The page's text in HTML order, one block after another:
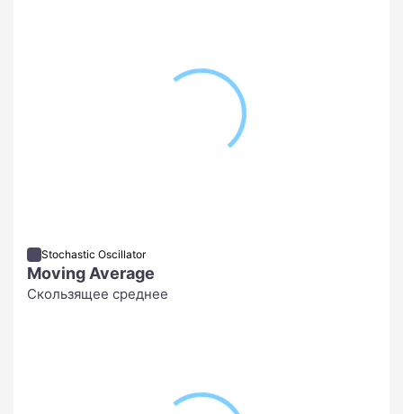
Stochastic Oscillator
Moving Average
Скользящее среднее